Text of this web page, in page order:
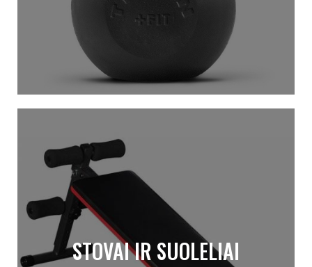
STOVAI IR SUOLELIAI